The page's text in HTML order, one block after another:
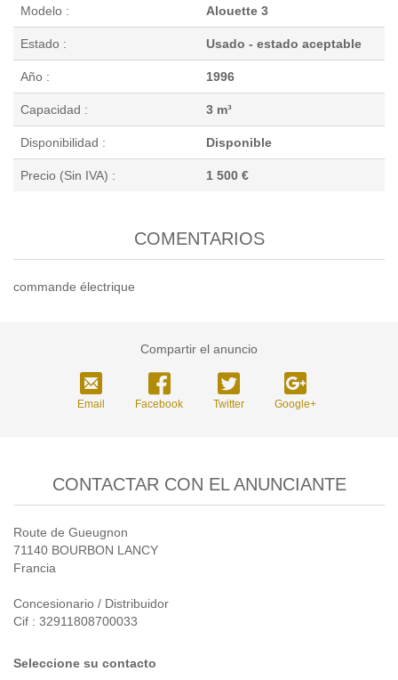
Modelo : Alouette 3
Estado : Usado - estado aceptable
Año : 1996
Capacidad : 3 m³
Disponibilidad : Disponible
Precio (Sin IVA) : 1 500 €
COMENTARIOS
commande électrique
Compartir el anuncio
Email Facebook Twitter Google+
CONTACTAR CON EL ANUNCIANTE
Route de Gueugnon
71140 BOURBON LANCY
Francia
Concesionario / Distribuidor
Cif : 32911808700033
Seleccione su contacto